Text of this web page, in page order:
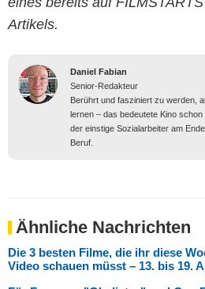
Artikels.
Daniel Fabian
Senior-Redakteur
Berührt und fasziniert zu werden,
lernen – das bedeutete Kino
der einstige Sozialarbeiter am
Beruf.
Ähnliche Nachrichten
Die 3 besten Filme, die ihr diese
Video schauen müsst – 13. bis 19.